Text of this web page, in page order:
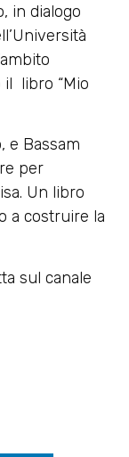
in dialogo
libro “Mio
e Bassam
per
Un libro
a costruire la
sul canale